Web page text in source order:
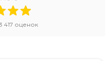
417 оценок